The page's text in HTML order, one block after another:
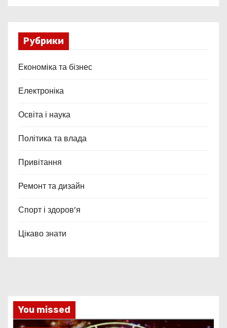
Рубрики
Економіка та бізнес
Електроніка
Освіта і наука
Політика та влада
Привітання
Ремонт та дизайн
Спорт і здоров’я
Цікаво знати
You missed